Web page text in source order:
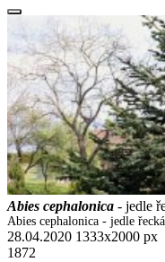
Abies cephalonica - jedle
Abies cephalonica - jedle
28.04.2020 1333x2000 px
1872